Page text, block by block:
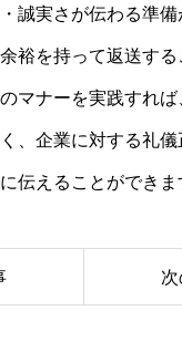
誠実さが伝わる準
裕を持って返送す
マナーを実践すれ
、企業に対する礼
伝えることができま